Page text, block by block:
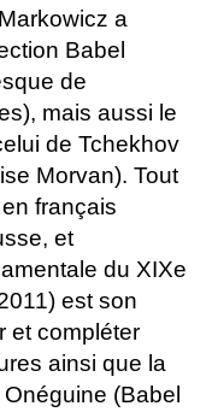
a
Babel
de
mais aussi le
de Tchekhov
Morvan). Tout
français
et
du XIXe
est son
et compléter
ainsi que la
(Babel